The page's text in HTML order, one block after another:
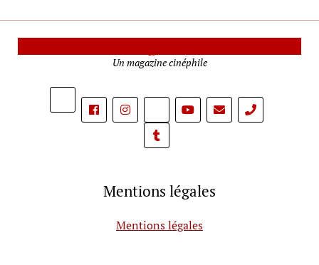
Un magazine cinéphile
phone
Mentions légales
Mentions légales